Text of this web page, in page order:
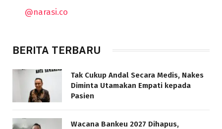
@narasi.co
BERITA TERBARU
Tak Cukup Andal Secara Medis, Nakes
Diminta Utamakan Empati kepada
Pasien
Wacana Bankeu 2027 Dihapus,